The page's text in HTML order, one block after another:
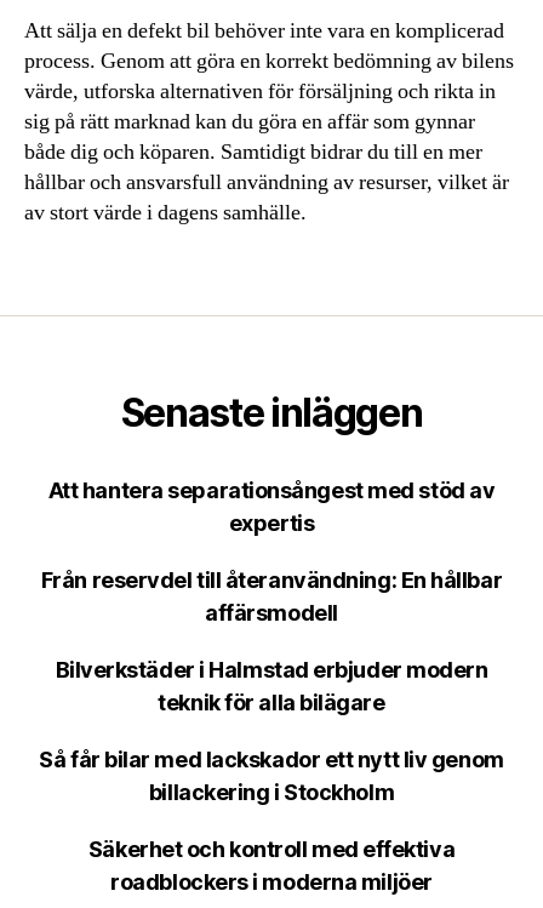
Att sälja en defekt bil behöver inte vara en komplicerad
process. Genom att göra en korrekt bedömning av bilens
värde, utforska alternativen för försäljning och rikta in
sig på rätt marknad kan du göra en affär som gynnar
både dig och köparen. Samtidigt bidrar du till en mer
hållbar och ansvarsfull användning av resurser, vilket är
av stort värde i dagens samhälle.
Senaste inläggen
Att hantera separationsångest med stöd av
expertis
Från reservdel till återanvändning: En hållbar
affärsmodell
Bilverkstäder i Halmstad erbjuder modern
teknik för alla bilägare
Så får bilar med lackskador ett nytt liv genom
billackering i Stockholm
Säkerhet och kontroll med effektiva
roadblockers i moderna miljöer